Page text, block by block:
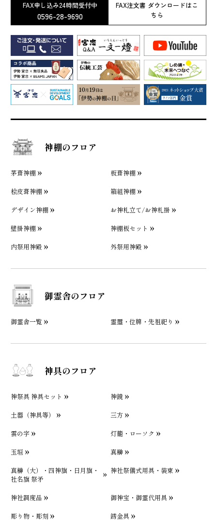
FAX申し込み24時間受付中
0596-28-9690
FAX注文書 ダウンロードはこ
ちら
神棚のフロア
茅葺神棚
板葺神棚
桧皮葺神棚
箱組神棚
デザイン神棚
お神札立て/お神札掛
壁掛神棚
神棚板セット
内祭用神殿
外祭用神殿
御霊舎のフロア
御霊舎一覧 霊璽・位牌・先祖祀り
神具のフロア
神祭具 神具セット
神鏡
土器（神具等）
三方
雲の字
灯籠・ローソク
玉垣
真榊
真榊（大）・四神旗・日月旗・
社名旗 祭矛
神社祭儀式用具・装束
神社調度品
御神宝・御霊代用具
彫り物・彫刻
錺金具